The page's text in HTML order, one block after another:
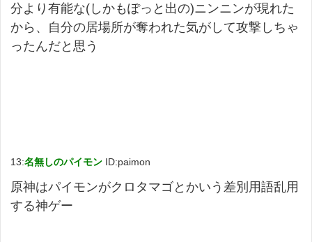
分より有能な(しかもぽっと出の)ニンニンが現れた
から、自分の居場所が奪われた気がして攻撃しちゃ
ったんだと思う
13:名無しのパイモン ID:paimon
原神はパイ モンがクロタマゴとかいう差別用語乱用
する神ゲー